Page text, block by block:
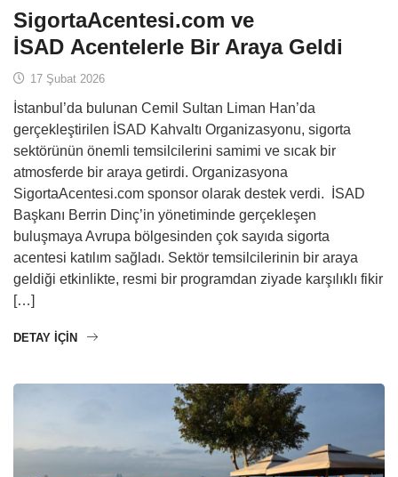
SigortaAcentesi.com ve
İSAD Acentelerle Bir Araya Geldi
17 Şubat 2026
İstanbul’da bulunan Cemil Sultan Liman Han’da
gerçekleştirilen İSAD Kahvaltı Organizasyonu, sigorta
sektörünün önemli temsilcilerini samimi ve sıcak bir
atmosferde bir araya getirdi. Organizasyona
SigortaAcentesi.com sponsor olarak destek verdi. İSAD
Başkanı Berrin Dinç’in yönetiminde gerçekleşen
buluşmaya Avrupa bölgesinden çok sayıda sigorta
acentesi katılım sağladı. Sektör temsilcilerinin bir araya
geldiği etkinlikte, resmi bir programdan ziyade karşılıklı fikir
[…]
DETAY IÇIN